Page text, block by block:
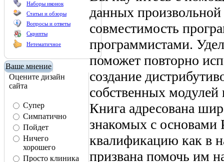
Наборы иконок
Статьи и обзоры
Вопросы и ответы
Скрипты
Нетематичное
Ваше мнение
Оцените дизайн
сайта
Супер
Симпатично
Пойдет
Ничего
хорошего
Просто клиника
данных произвольной
совместимость
программистами.
поможет повторно
создание
собственных модулей
Книга адресована
знакомых с основами
квалификацию как в
призвана помочь им